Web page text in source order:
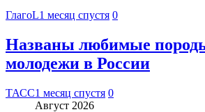
ГлагоL1 месяц спустя 0
Названы любимые
молодежи в России
ТАСС1 месяц спустя 0
Август 2026